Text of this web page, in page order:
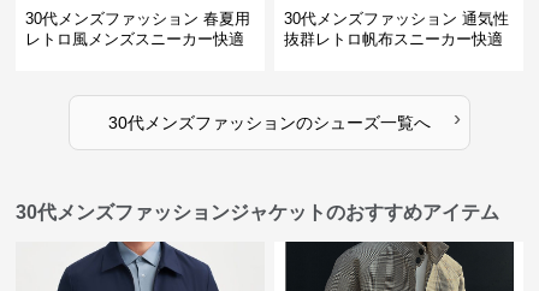
30代メンズファッション 春夏用
レトロ風メンズスニーカー快適
30代メンズファッション 通気性
抜群レトロ帆布スニーカー快適
30代メンズファッションのシューズ一覧へ ›
30代メンズファッションジャケットのおすすめアイテム